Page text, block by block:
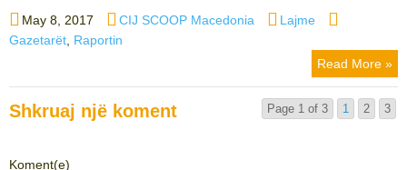
Posted
on
May 8, 2017 Author
CIJ SCOOP Macedonia Categories
Lajme
Gazetarët Raportin
Read More »
Page 1 of 3 1 2 3
Shkruaj një koment
Koment(e)